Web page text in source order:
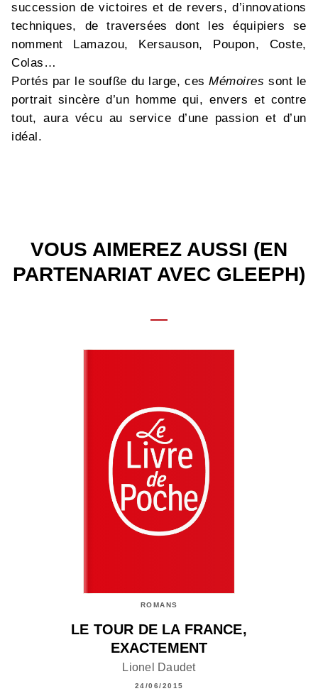
succession de victoires et de revers, d’innovations
techniques, de traversées dont les équipiers se
nomment Lamazou, Kersauson, Poupon, Coste,
Colas…
Portés par le soufße du large, cesMémoires sont le
portrait sincère d’un homme qui, envers et contre
tout, aura vécu au service d’une passion et d’un
idéal.
VOUS AIMEREZ AUSSI (EN
PARTENARIAT AVEC GLEEPH)
ROMANS
LE TOUR DE LA FRANCE,
EXACTEMENT
Lionel Daudet
24/06/2015